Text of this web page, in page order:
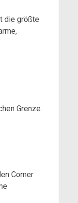
die größte
Grenze.
Comer